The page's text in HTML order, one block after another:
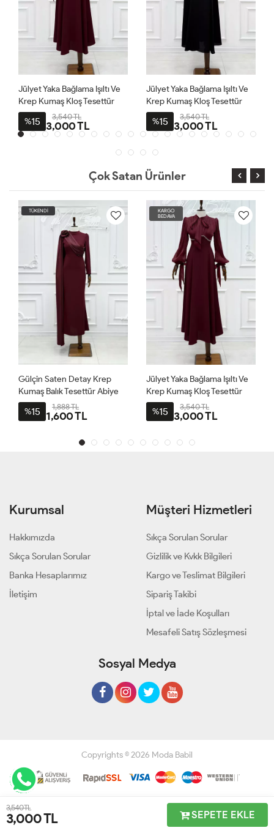
3,540 TL
3,000TL SEPETE EKLE
Jülyet Yaka Bağlama Işıltı Ve
Krep Kumaş Kloş Tesettür
Abiye Bordo
%15 3,540 TL
3,000 TL
Jülyet Yaka Bağlama Işıltı Ve
Krep Kumaş Kloş Tesettür
Abiye Siyah
%15 3,540 TL
3,000 TL
Çok Satan Ürünler
TÜKENDİ
Gülçin Saten Detay Krep
Kumaş Balık Tesettür Abiye
Bordo
%15 1,888 TL
1,600 TL
KARGO
BEDAVA
Jülyet Yaka Bağlama Işıltı Ve
Krep Kumaş Kloş Tesettür
Abiye Bordo
%15 3,540 TL
3,000 TL
Kurumsal
Hakkımızda
Sıkça Sorulan Sorular
Banka Hesaplarımız
İletişim
Müşteri Hizmetleri
Sıkça Sorulan Sorular
Gizlilik ve Kvkk Bilgileri
Kargo ve Teslimat Bilgileri
Sipariş Takibi
İptal ve İade Koşulları
Mesafeli Satış Sözleşmesi
Sosyal Medya
Copyrights © 2026 Moda Babil
Geliştir - powered by innovation
Anasayfa Sipariş Takibi İletişim